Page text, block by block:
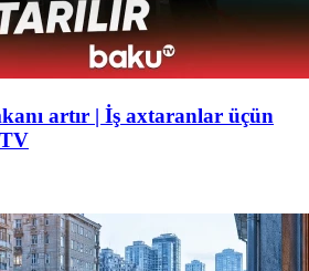
artır | İş axtaranlar üçün